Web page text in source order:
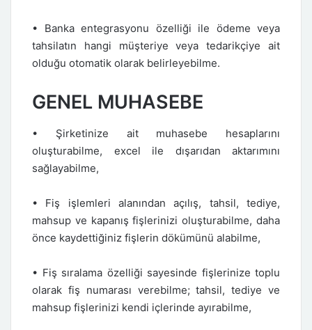
• Banka entegrasyonu özelliği ile ödeme veya
tahsilatın hangi müşteriye veya tedarikçiye ait
olduğu otomatik olarak belirleyebilme.
GENEL MUHASEBE
• Şirketinize ait muhasebe hesaplarını
oluşturabilme, excel ile dışarıdan aktarımını
sağlayabilme,
• Fiş işlemleri alanından açılış, tahsil, tediye,
mahsup ve kapanış fişlerinizi oluşturabilme, daha
önce kaydettiğiniz fişlerin dökümünü alabilme,
• Fiş sıralama özelliği sayesinde fişlerinize toplu
olarak fiş numarası verebilme; tahsil, tediye ve
mahsup fişlerinizi kendi içlerinde ayırabilme,